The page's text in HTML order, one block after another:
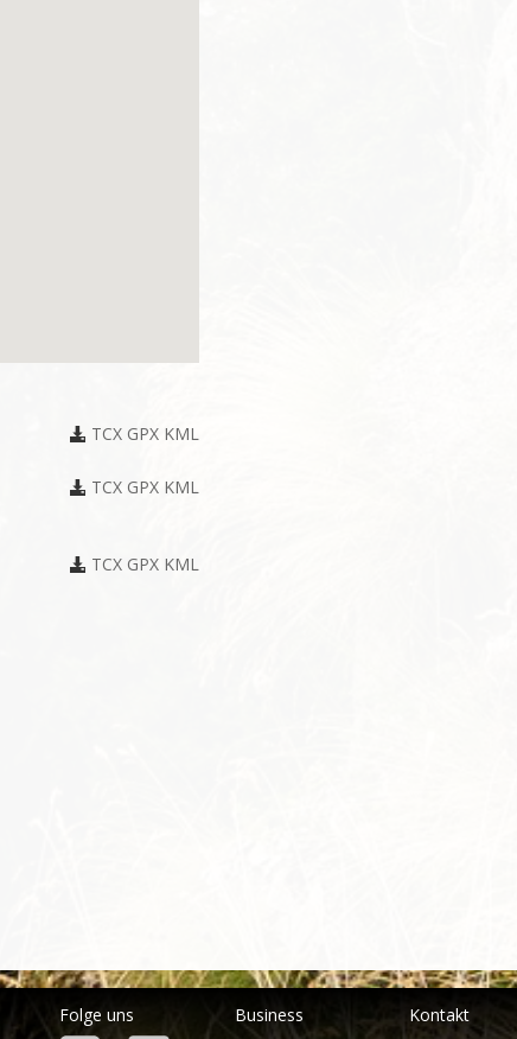
TCX GPX KML
TCX GPX KML
TCX GPX KML
Folge uns Business Kontakt